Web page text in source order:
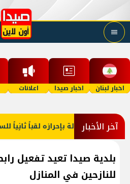
اخبار لبنان اخبار صيدا اعلانات
آخر الأخبار
الطاولة بإحرازه لقباً ثانٍياً
بلدية صيدا تعيد تفعيل
للنازحين في المنازل